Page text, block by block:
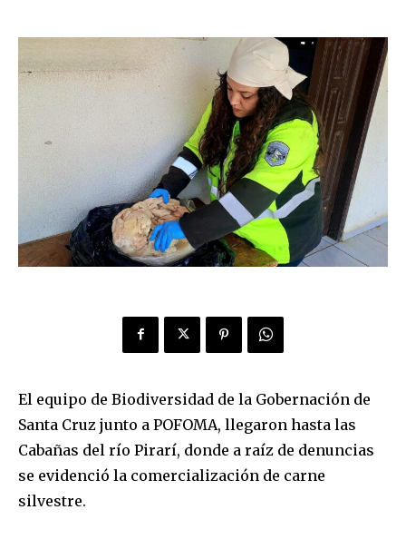
El equipo de Biodiversidad de la Gobernación de
Santa Cruz junto a POFOMA, llegaron hasta las
Cabañas del río Pirarí, donde a raíz de denuncias
se evidenció la comercialización de carne
silvestre.